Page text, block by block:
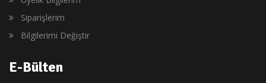
Siparişlerim
Bilgilerimi Değiştir
E-Bülten